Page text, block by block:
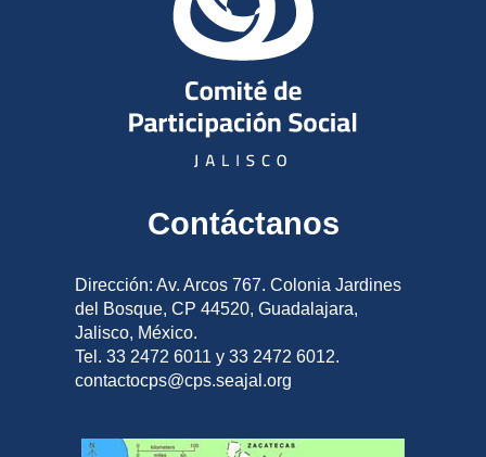
Contáctanos
Dirección: Av. Arcos 767. Colonia Jardines
del Bosque, CP 44520, Guadalajara,
Jalisco, México.
Tel. 33 2472 6011 y 33 2472 6012.
contactocps@cps.seajal.org